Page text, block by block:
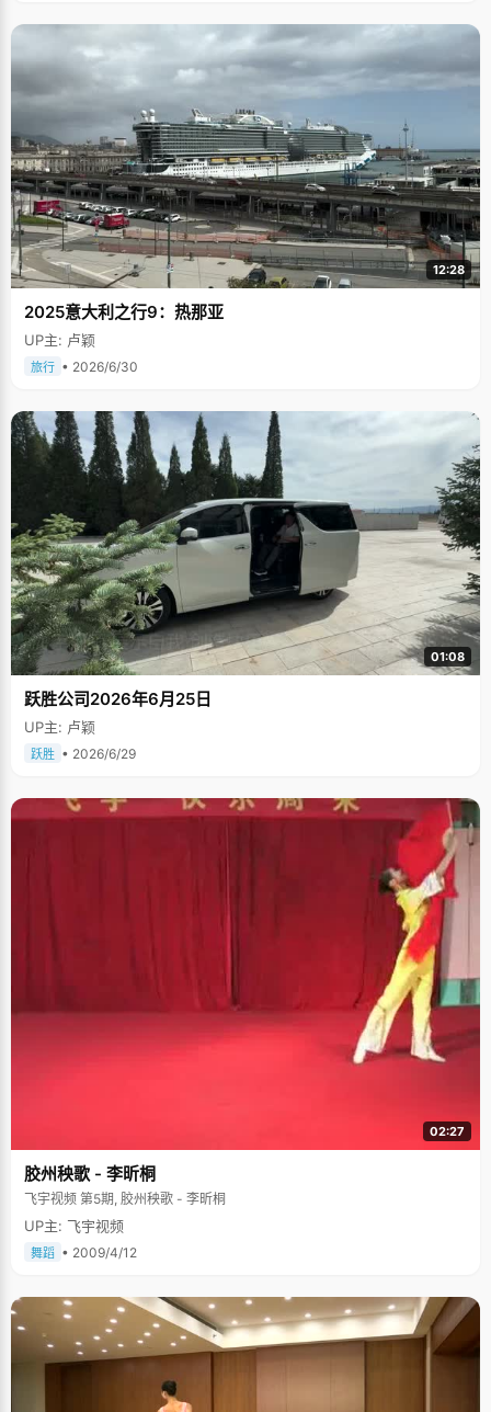
12:28
2025意大利之行9：热那亚
UP主: 卢颖
旅行 • 2026/6/30
01:08
跃胜公司2026年6月25日
UP主: 卢颖
跃胜 • 2026/6/29
02:27
胶州秧歌 - 李昕桐
飞宇视频 第5期, 胶州秧歌 - 李昕桐
UP主: 飞宇视频
舞蹈 • 2009/4/12